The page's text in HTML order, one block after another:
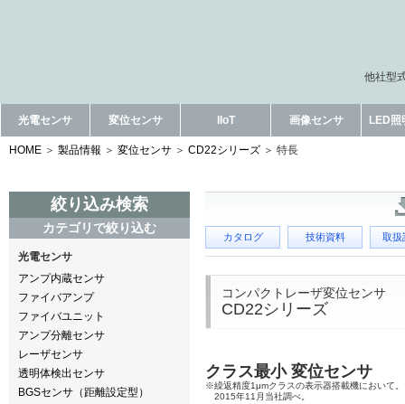
他社型
光電センサ 変位センサ IIoT 画像センサ LED照
HOME 製品情報 変位センサ CD22シリーズ 特長
絞り込み検索
カテゴリで絞り込む
光電センサ
アンプ内蔵センサ
ファイバアンプ
ファイバユニット
アンプ分離センサ
レーザセンサ
透明体検出センサ
BGSセンサ（距離設定型）
カタログ 技術資料 取扱
コンパクトレーザ変位センサ
CD22シリーズ
クラス最小 変位センサ
※繰返精度1μmクラスの表示器搭載機において。
2015年11月当社調べ。